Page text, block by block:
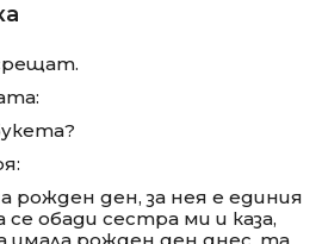
рожден ден, за нея е единия
обади сестра ми и каза,